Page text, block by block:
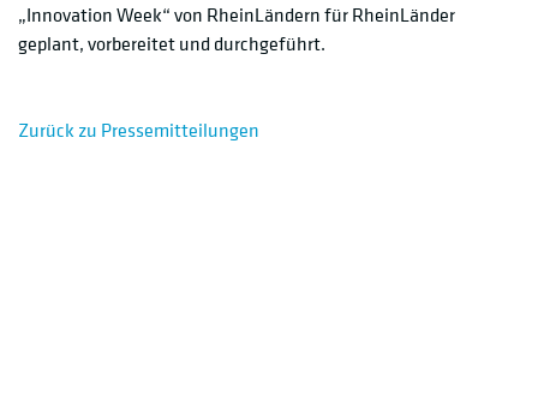
„Innovation Week“ von RheinLändern für RheinLänder
geplant, vorbereitet und durchgeführt.
Zurück zu Pressemitteilungen